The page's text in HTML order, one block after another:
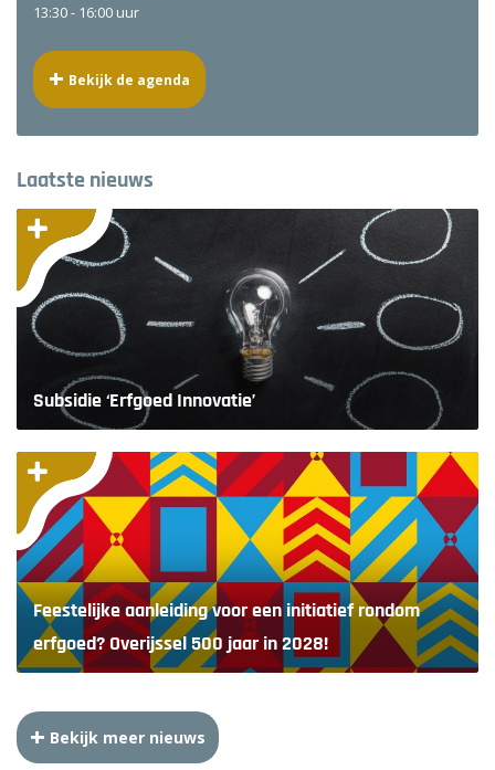
13:30 - 16:00 uur
Bekijk de agenda
Laatste nieuws
Subsidie ‘Erfgoed Innovatie’
Feestelijke aanleiding voor een initiatief rondom
erfgoed? Overijssel 500 jaar in 2028!
Bekijk meer nieuws